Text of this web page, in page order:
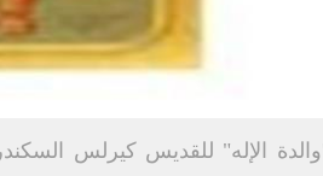
الإله" للقديس كيرلس